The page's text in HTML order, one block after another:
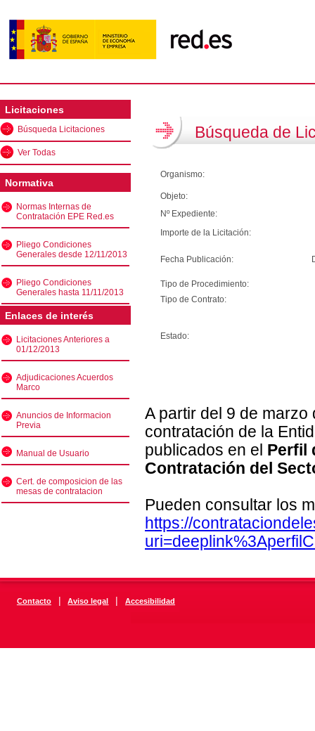
Licitaciones
Búsqueda Licitaciones
Ver Todas
Normativa
Normas Internas de
Contratación EPE Red.es
Pliego Condiciones
Generales desde 12/11/2013
Pliego Condiciones
Generales hasta 11/11/2013
Enlaces de interés
Licitaciones Anteriores a
01/12/2013
Adjudicaciones Acuerdos
Marco
Anuncios de Informacion
Previa
Manual de Usuario
Cert. de composicion de las
mesas de contratacion
Búsqueda de
Organismo:
Objeto:
Nº Expediente:
Importe de la Licitación:
Fecha Publicación:
Tipo de Procedimiento:
Tipo de Contrato:
Estado:
A partir del 9 de
contratación de la
publicados en el Perfil
Contratación del
Pueden consultar los
https://
Contacto | Aviso legal | Accesibilidad